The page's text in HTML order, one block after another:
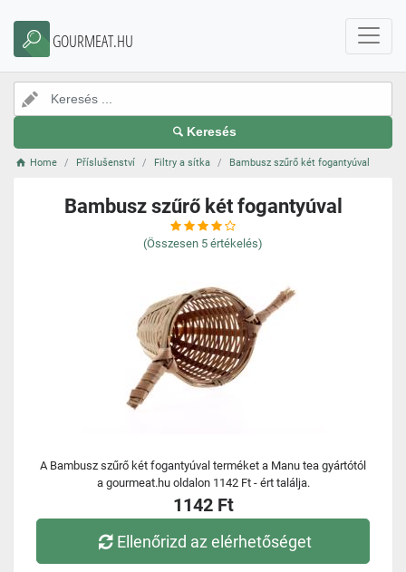
GOURMEAT.HU
Keresés
Home Příslušenství Filtry a sítka Bambusz szűrő két fogantyúval
Bambusz szűrő két fogantyúval
(Összesen 5 értékelés)
A Bambusz szűrő két fogantyúval terméket a Manu tea gyártótól
a gourmeat.hu oldalon 1142 Ft - ért találja.
1142 Ft
Ellenőrizd az elérhetőséget